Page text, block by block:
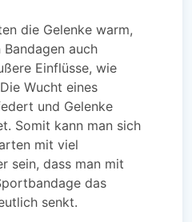
die Gelenke warm,
auch
Einflüsse, wie
Wucht eines
und Gelenke
Somit kann man sich
mit viel
sein, dass man mit
das
senkt.